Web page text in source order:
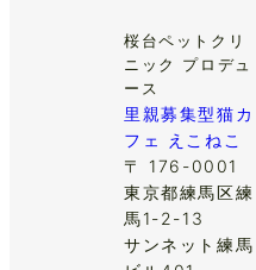
桜台ペットクリ
ニック プロデュ
ース
里親募集型猫カ
フェ えこねこ
〒 176-0001
東京都練馬区練
馬1-2-13
サンネット練馬